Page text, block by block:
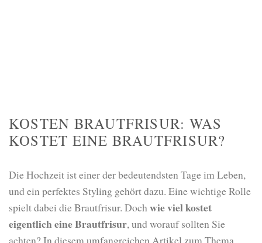
KOSTEN BRAUTFRISUR: WAS
KOSTET EINE BRAUTFRISUR?
Die Hochzeit ist einer der bedeutendsten Tage im Leben,
und ein perfektes Styling gehört dazu. Eine wichtige Rolle
spielt dabei die Brautfrisur. Dochwie viel kostet
eigentlich eine Brautfrisur, und worauf sollten Sie
achten? In diesem umfangreichen Artikel zum Thema